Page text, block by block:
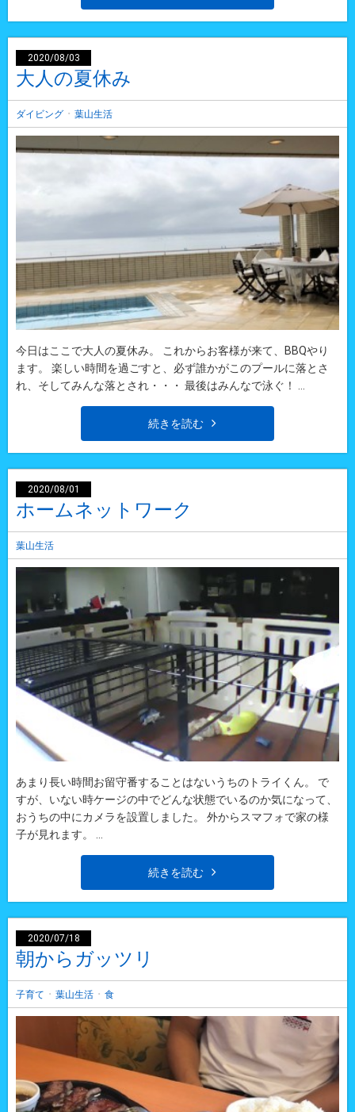
2020/08/03
大人の夏休み
ダイビング ・ 葉山生活
今日はここで大人の夏休み。 これからお客様が来て、BBQやり
ます。 楽しい時間を過ごすと、必ず誰かがこのプールに落とさ
れ、そしてみんな落とされ・・・ 最後はみんなで泳ぐ！ ...
続きを読む
2020/08/01
ホームネットワーク
葉山生活
あまり長い時間お留守番することはないうちのトライくん。 で
すが、いない時ケージの中でどんな状態でいるのか気になって、
おうちの中にカメラを設置しました。 外からスマフォで家の様
子が見れます。 ...
続きを読む
2020/07/18
朝からガッツリ
子育て ・ 葉山生活 ・ 食